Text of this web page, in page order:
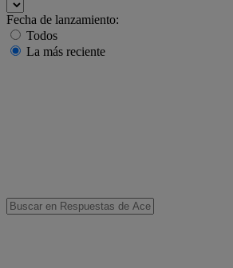
Fecha de lanzamiento:
Todos
La más reciente